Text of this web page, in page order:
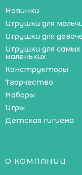
Новинки
Игрушки для
Игрушки для
Игрушки для самых
маленьких
Конструкторы
Творчество
Наборы
Игры
Детская гигиена
О КОМПАНИИ